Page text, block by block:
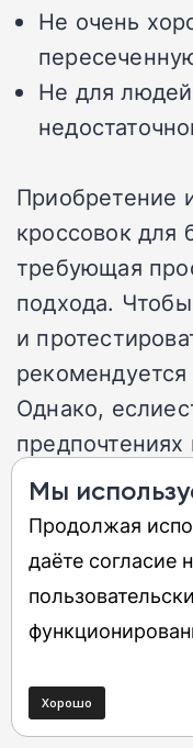
Не очень
Не для
Приобретение
кроссовок для
требующая
подхода.
и
рекомендуется
Однако,
предпочтениях
риск, то
выбор. Они
подходят для
Эти кроссовки
повседневной
излишней или
Хотя они не
Мы
Продолжая
даёте согласие